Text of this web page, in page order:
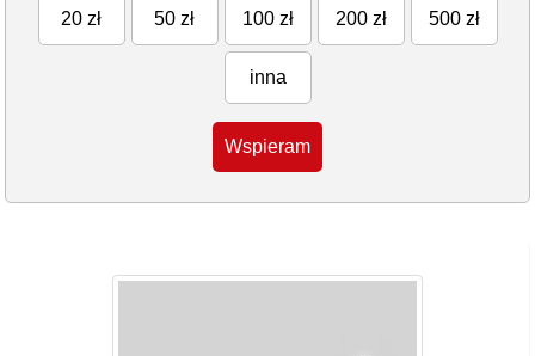
20 zł 50 zł 100 zł 200 zł 500 zł
inna
Wspieram